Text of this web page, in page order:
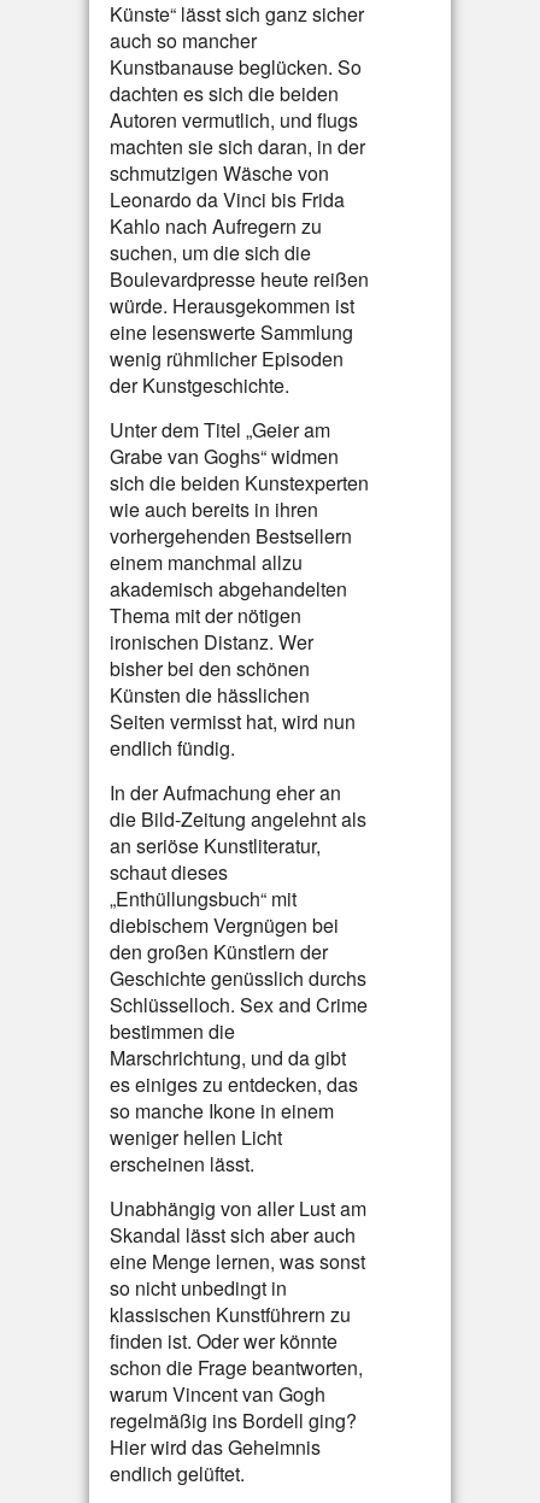
Künste“ lässt sich ganz sicher
auch so mancher
Kunstbanause beglücken. So
dachten es sich die beiden
Autoren vermutlich, und flugs
machten sie sich daran, in der
schmutzigen Wäsche von
Leonardo da Vinci bis Frida
Kahlo nach Aufregern zu
suchen, um die sich die
Boulevardpresse heute reißen
würde. Herausgekommen ist
eine lesenswerte Sammlung
wenig rühmlicher Episoden
der Kunstgeschichte.
Unter dem Titel „Geier am
Grabe van Goghs“ widmen
sich die beiden Kunstexperten
wie auch bereits in ihren
vorhergehenden Bestsellern
einem manchmal allzu
akademisch abgehandelten
Thema mit der nötigen
ironischen Distanz. Wer
bisher bei den schönen
Künsten die hässlichen
Seiten vermisst hat, wird nun
endlich fündig.
In der Aufmachung eher an
die Bild-Zeitung angelehnt als
an seriöse Kunstliteratur,
schaut dieses
„Enthüllungsbuch“ mit
diebischem Vergnügen bei
den großen Künstlern der
Geschichte genüsslich durchs
Schlüsselloch. Sex and Crime
bestimmen die
Marschrichtung, und da gibt
es einiges zu entdecken, das
so manche Ikone in einem
weniger hellen Licht
erscheinen lässt.
Unabhängig von aller Lust am
Skandal lässt sich aber auch
eine Menge lernen, was sonst
so nicht unbedingt in
klassischen Kunstführern zu
finden ist. Oder wer könnte
schon die Frage beantworten,
warum Vincent van Gogh
regelmäßig ins Bordell ging?
Hier wird das Geheimnis
endlich gelüftet.